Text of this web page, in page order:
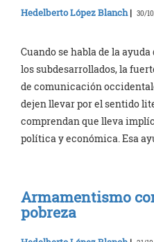
Hedelberto López Blanch| 30/
Cuando se habla de la
los subdesarrollados, la
de comunicación
dejen llevar por el sentido
comprendan que lleva
política y económica. Esa
Armamentismo
pobreza